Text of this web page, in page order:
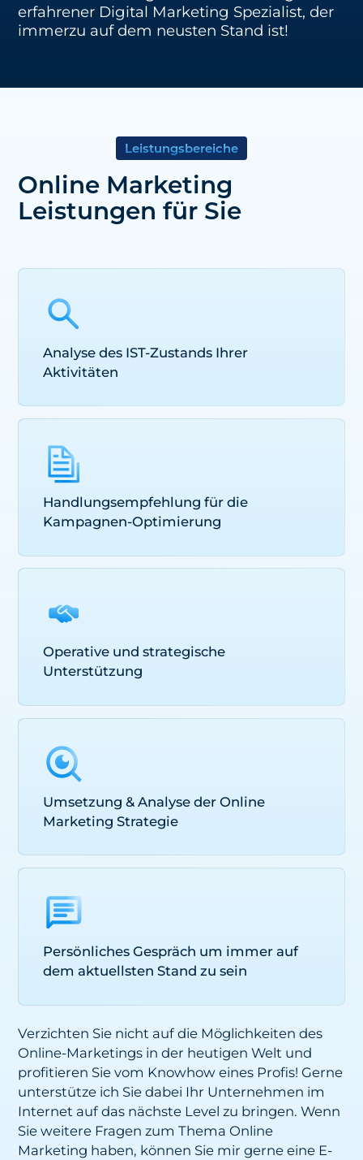
erfahrener Digital Marketing Spezialist, der
immerzu auf dem neusten Stand ist!
Leistungsbereiche
Online Marketing
Leistungen für Sie
Analyse des IST-Zustands Ihrer
Aktivitäten
Handlungsempfehlung für die
Kampagnen-Optimierung
Operative und strategische
Unterstützung
Umsetzung & Analyse der Online
Marketing Strategie
Persönliches Gespräch um immer auf
dem aktuellsten Stand zu sein
Verzichten Sie nicht auf die Möglichkeiten des
Online-Marketings in der heutigen Welt und
profitieren Sie vom Knowhow eines Profis! Gerne
unterstütze ich Sie dabei Ihr Unternehmen im
Internet auf das nächste Level zu bringen. Wenn
Sie weitere Fragen zum ThemaOnline
Marketing haben, können Sie mir gerne eine E-